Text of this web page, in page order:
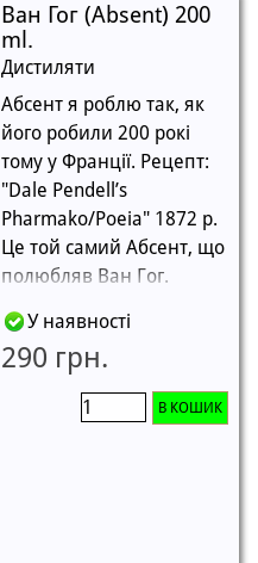
Ван Гог (Absent) 200
ml.
Дистиляти
Абсент я роблю так, як
його робили 200 рокі
тому у Франції. Рецепт:
"Dale Pendell’s
Pharmako/Poeia" 1872 р.
Це той самий Абсент, що
полюбляв Ван Гог.
У наявності
290 грн.
В КОШИК